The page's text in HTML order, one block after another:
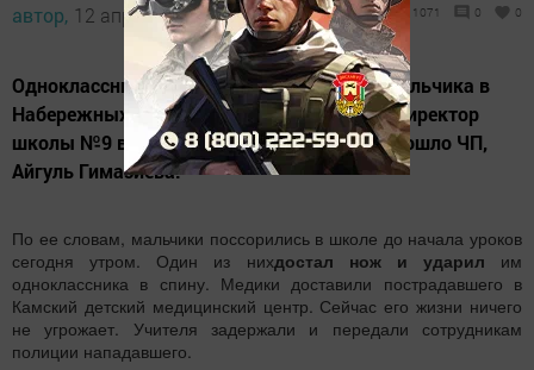
автор, 12 апреля 2016 - 06:25 1071 0 0
Одноклассник ударил ножом 12-летнего мальчика в
Набережных Челнах. Об этом рассказала директор
школы №9 в поселке Сидоровка, где произошло ЧП,
Айгуль Гимазиева.
По ее словам, мальчики поссорились в школе до начала уроков
сегодня утром. Один из нихдостал нож и ударил им
одноклассника в спину. Медики доставили пострадавшего в
Камский детский медицинский центр. Сейчас его жизни ничего
не угрожает. Учителя задержали и передали сотрудникам
полиции нападавшего.